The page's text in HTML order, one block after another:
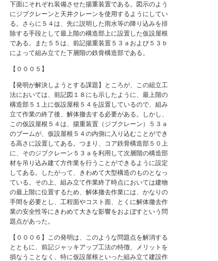
下面にそれぞれ装備させた揚重装置である。図示のよう
にジブクレーンと天井クレーンを使用するようにしてい
る。さらに５４は、先に説明した雨水等の降り込みを排
除する手段として最上階の構造部上に設置した仮設屋根
である。また５５は、前記揚重装置５３ａおよび５３ｂ
によって組み立てた下層階の鉄骨構造部である。
【０００５】
【発明が解決しようとする課題】ところが、この組立工
法においては、前記図１８にも示したように、最上階の
構造部５１上に仮設屋根５４を設置しているので、組み
立て作業の終了後、解体撤去する必要がある。しかし、
この仮設屋根５４は、揚重装置（ジブクレーン）５３ａ
のブームが、仮設屋根５４の内側に入り込むことができ
る高さに設置してある。つまり、コア鉄骨構造部５０上
に、そのジブクレーン５３ａを利用して次層階の構造部
材を吊り込み建て方作業を行うことができるように設定
してある。したがって、きわめて大型構造のものとなっ
ている。その上、組み立て作業終了時点においては建物
の最上階に位置するため、解体撤去作業には、かなりの
手間を必要とし、工程面やコスト面、とくに解体撤去作
業の安全性等にきわめて大きな影響をおよぼすという問
題点があった。
【０００６】この発明は、このような問題点を解消する
とともに、前記ジャッキアップ工法の特徴、メリットを
損なうことなく、特に仮設屋根といった組み立て建設作